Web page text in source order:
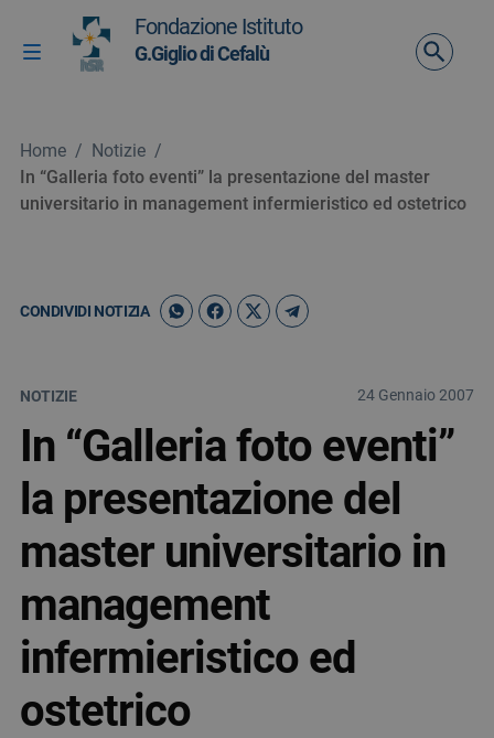
Vai ai contenuti
Vai al menu di navigazione
Vai al footer
Attiva / disattiva la navigazione
Fondazione Istituto
G.Giglio di Cefalù
Home / Notizie /
In “Galleria foto eventi” la presentazione del master
universitario in management infermieristico ed ostetrico
CONDIVIDI NOTIZIA
NOTIZIE 24 Gennaio 2007
In “Galleria foto eventi”
la presentazione del
master universitario in
management
infermieristico ed
ostetrico